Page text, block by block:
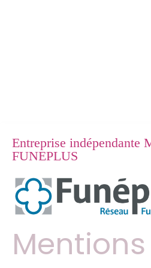
Entreprise indépendante
FUNEPLUS